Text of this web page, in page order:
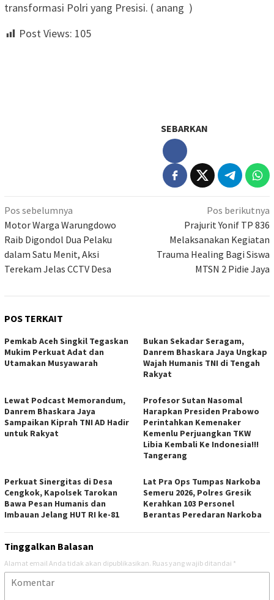
transformasi Polri yang Presisi. ( anang )
Post Views: 105
SEBARKAN
Navigasi
pos
Pos sebelumnya
Motor Warga Warungdowo
Raib Digondol Dua Pelaku
dalam Satu Menit, Aksi
Terekam Jelas CCTV Desa
Pos berikutnya
Prajurit Yonif TP 836
Melaksanakan Kegiatan
Trauma Healing Bagi Siswa
MTSN 2 Pidie Jaya
POS TERKAIT
Pemkab Aceh Singkil Tegaskan
Mukim Perkuat Adat dan
Utamakan Musyawarah
Bukan Sekadar Seragam,
Danrem Bhaskara Jaya Ungkap
Wajah Humanis TNI di Tengah
Rakyat
Lewat Podcast Memorandum,
Danrem Bhaskara Jaya
Sampaikan Kiprah TNI AD Hadir
untuk Rakyat
Profesor Sutan Nasomal
Harapkan Presiden Prabowo
Perintahkan Kemenaker
Kemenlu Perjuangkan TKW
Libia Kembali Ke Indonesia!!!
Tangerang
Perkuat Sinergitas di Desa
Cengkok, Kapolsek Tarokan
Bawa Pesan Humanis dan
Imbauan Jelang HUT RI ke-81
Lat Pra Ops Tumpas Narkoba
Semeru 2026, Polres Gresik
Kerahkan 103 Personel
Berantas Peredaran Narkoba
Tinggalkan Balasan
Alamat email Anda tidak akan dipublikasikan. Ruas yang wajib ditandai *